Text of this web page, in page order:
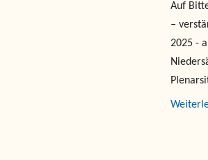
Auf
–
2025 -